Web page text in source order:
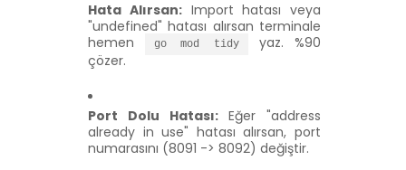
Hata Alırsan:Import hatası veya
"undefined" hatası alırsan terminale
hemen
go mod tidy
yaz. %90
çözer.
Port Dolu Hatası:Eğer "address
already in use" hatası alırsan, port
numarasını (8091 -> 8092) değiştir.